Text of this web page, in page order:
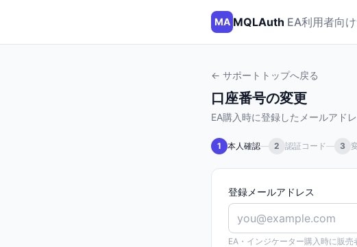
MA MQLAuth EA利用者向
← サポートトップへ戻る
口座番号の変更
EA購入時に登録したメールアド
1 本人確認— 2 認証コード— 3
登録メールアドレス
EA・インジケーター購入時に販売